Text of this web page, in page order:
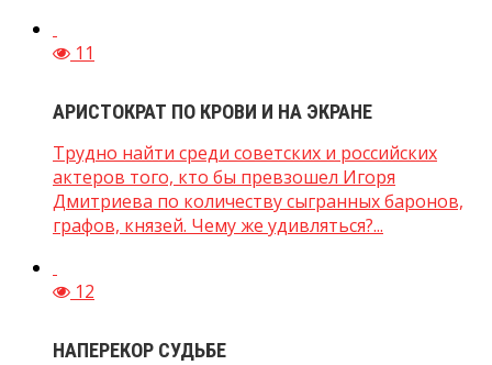
11
АРИСТОКРАТ ПО КРОВИ И НА ЭКРАНЕ
Трудно найти среди советских и российских
актеров того, кто бы превзошел Игоря
Дмитриева по количеству сыгранных баронов,
графов, князей. Чему же удивляться?...
12
НАПЕРЕКОР СУДЬБЕ